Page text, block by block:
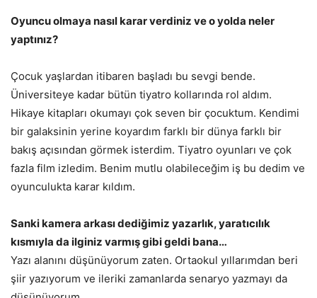
Oyuncu olmaya nasıl karar verdiniz ve o yolda neler
yaptınız?
Çocuk yaşlardan itibaren başladı bu sevgi bende.
Üniversiteye kadar bütün tiyatro kollarında rol aldım.
Hikaye kitapları okumayı çok seven bir çocuktum. Kendimi
bir galaksinin yerine koyardım farklı bir dünya farklı bir
bakış açısından görmek isterdim. Tiyatro oyunları ve çok
fazla film izledim. Benim mutlu olabileceğim iş bu dedim ve
oyunculukta karar kıldım.
Sanki kamera arkası dediğimiz yazarlık, yaratıcılık
kısmıyla da ilginiz varmış gibi geldi bana…
Yazı alanını düşünüyorum zaten. Ortaokul yıllarımdan beri
şiir yazıyorum ve ileriki zamanlarda senaryo yazmayı da